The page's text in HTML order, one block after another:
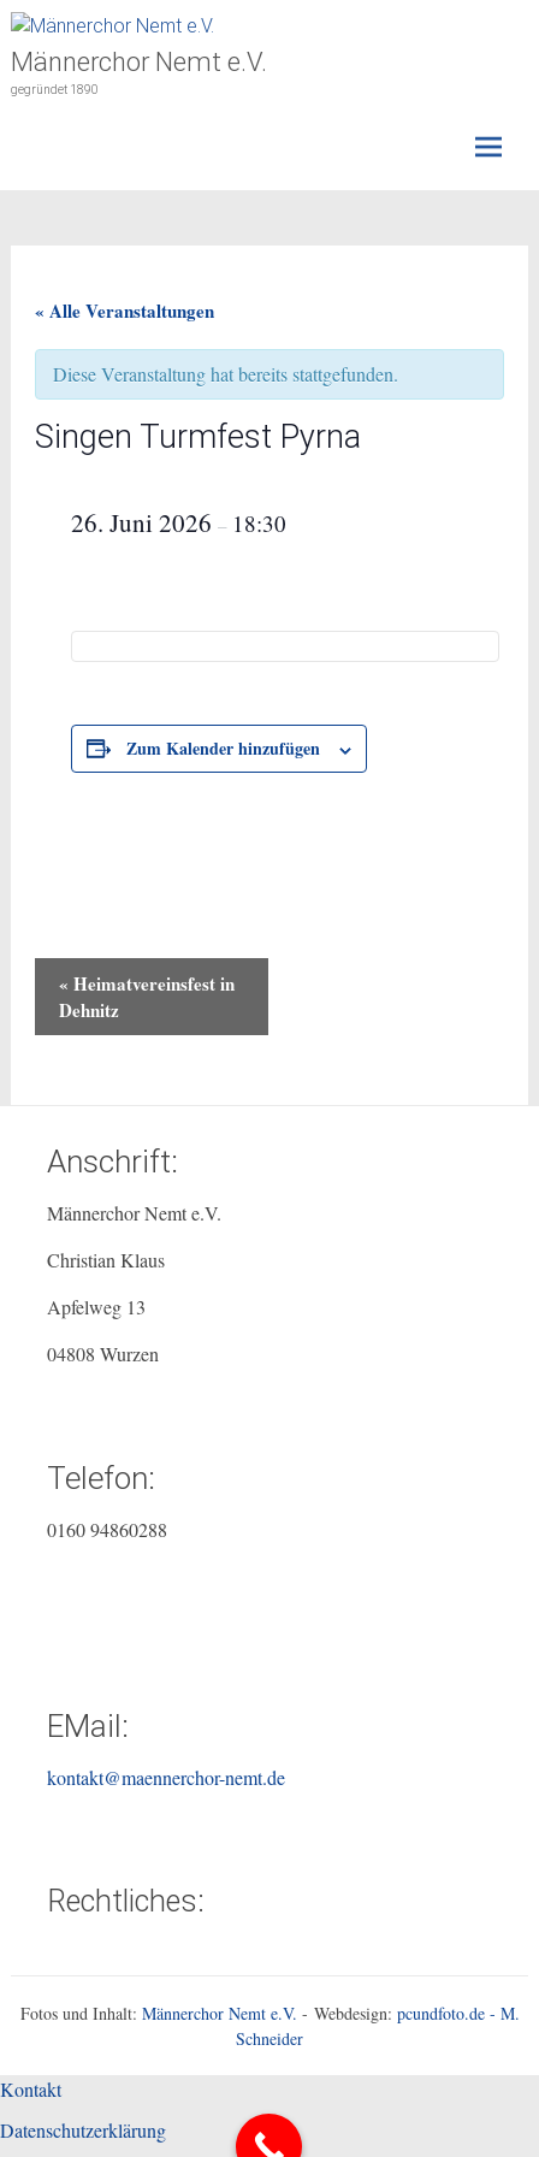
Skip
content
Männerchor Nemt e.V.
gegründet 1890
« Alle Veranstaltungen
Diese Veranstaltung hat bereits stattgefunden.
Singen Turmfest Pyrna
26. Juni 2026 – 18:30
Zum Kalender hinzufügen
Veranstaltung-
Navigation
« Heimatvereinsfest in
Dehnitz
Anschrift:
Männerchor Nemt e.V.
Christian Klaus
Apfelweg 13
04808 Wurzen
Telefon:
0160 94860288
EMail:
kontakt@maennerchor-nemt.de
Rechtliches:
Kontakt
Datenschutzerklärung
Fotos und Inhalt: Männerchor Nemt e.V. - Webdesign: pcundfoto.de - M.
Schneider